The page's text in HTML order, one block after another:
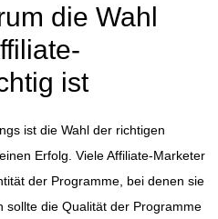
die Wahl
ist
ist die Wahl der richtigen
Erfolg. Viele Affiliate-Marketer
der Programme, bei denen sie
sollte die Qualität der Programme